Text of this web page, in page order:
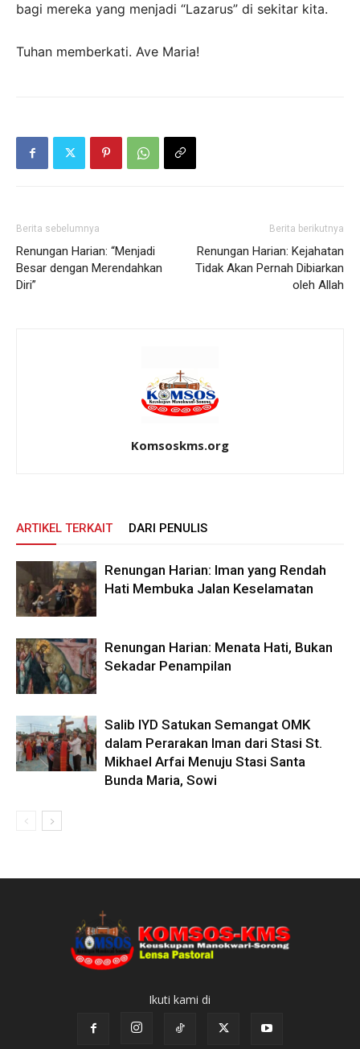
bagi mereka yang menjadi “Lazarus” di sekitar kita.
Tuhan memberkati. Ave Maria!
Berita sebelumnya
Renungan Harian: “Menjadi
Besar dengan Merendahkan
Diri”
Berita berikutnya
Renungan Harian: Kejahatan
Tidak Akan Pernah Dibiarkan
oleh Allah
Komsoskms.org
ARTIKEL TERKAIT DARI PENULIS
Renungan Harian: Iman yang Rendah
Hati Membuka Jalan Keselamatan
Renungan Harian: Menata Hati, Bukan
Sekadar Penampilan
Salib IYD Satukan Semangat OMK
dalam Perarakan Iman dari Stasi St.
Mikhael Arfai Menuju Stasi Santa
Bunda Maria, Sowi
Ikuti kami di